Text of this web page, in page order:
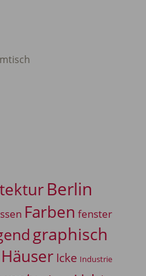
Berlin
Farben fenster
graphisch
Häuser Icke Industrie